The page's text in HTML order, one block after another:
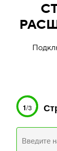
1/3
Введите